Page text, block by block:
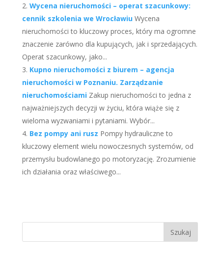
Wycena nieruchomości – operat szacunkowy:
cennik szkolenia we Wrocławiu Wycena
nieruchomości to kluczowy proces, który ma ogromne
znaczenie zarówno dla kupujących, jak i sprzedających.
Operat szacunkowy, jako...
Kupno nieruchomości z biurem – agencja
nieruchomości w Poznaniu. Zarządzanie
nieruchomościami Zakup nieruchomości to jedna z
najważniejszych decyzji w życiu, która wiąże się z
wieloma wyzwaniami i pytaniami. Wybór...
Bez pompy ani rusz Pompy hydrauliczne to
kluczowy element wielu nowoczesnych systemów, od
przemysłu budowlanego po motoryzację. Zrozumienie
ich działania oraz właściwego...